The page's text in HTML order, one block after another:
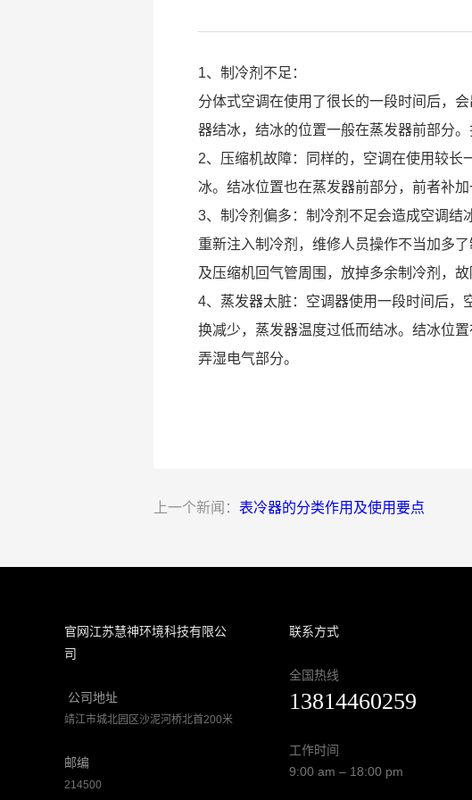
1、制冷剂不足：
分体式空调在使用了很长的一段时间后，
器结冰，结冰的位置一般在蒸发器前部分
2、压缩机故障：同样的，空调在使用较
冰。结冰位置也在蒸发器前部分，前者补
3、制冷剂偏多：制冷剂不足会造成空调结
重新注入制冷剂，维修人员操作不当加多
及压缩机回气管周围，放掉多余制冷剂，故
4、蒸发器太脏：空调器使用一段时间后，
换减少，蒸发器温度过低而结冰。结冰位
弄湿电气部分。
上一个新闻： 表冷器的分类作用及使用要点
‭官网江苏慧神环境科技有限公
司
公司地址
靖江市城北园区沙泥河桥北首200米
邮编
214500
联系方式
全国热线
13814460259
工作时间
9:00 am – 18:00 pm